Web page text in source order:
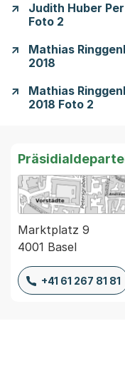
Judith Huber
Foto 2
Mathias
2018
Mathias
2018 Foto 2
Marktplatz 9
4001 Basel
+41 61 267 81 81